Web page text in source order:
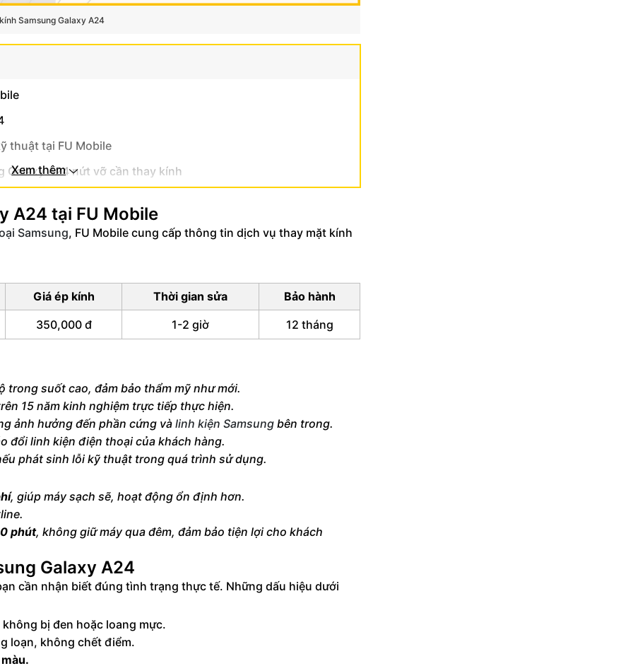
Samsung Galaxy A24
thuật tại FU Mobile
Galaxy A24 nứt vỡ cần thay kính
Xem thêm
A24 tại FU Mobile
Samsung, FU Mobile cung cấp thông tin dịch vụ thay mặt kính
Giá ép kính Thời gian sửa
Bảo hành
350,000 đ
1-2 giờ 12 tháng
trong suốt cao, đảm bảo thẩm mỹ như mới.
15 năm kinh nghiệm trực tiếp thực hiện.
ảnh hưởng đến phần cứng và linh kiện Samsung bên trong.
đổi linh kiện điện thoại của khách hàng.
phát sinh lỗi kỹ thuật trong quá trình sử dụng.
, giúp máy sạch sẽ, hoạt động ổn định hơn.
phút, không giữ máy qua đêm, đảm bảo tiện lợi cho khách
Galaxy A24
cần nhận biết đúng tình trạng thực tế. Những dấu hiệu dưới
bị đen hoặc loang mực.
loạn, không chết điểm.